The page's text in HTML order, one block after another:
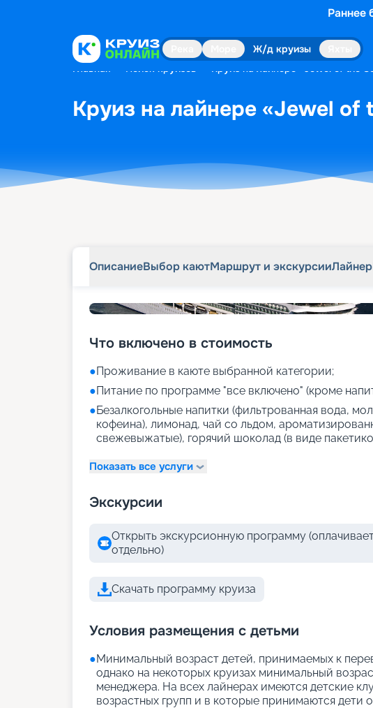
Раннее
Ж/д круизы
Главная Поиск круизов Круиз на лайнере «Jewel of the
Круиз на лайнере «Jewel of
ОписаниеВыбор каютМаршрут и экскурсииЛайнер
Что включено в стоимость
●Проживание в каюте выбранной категории;
●Питание по программе "все включено" (кроме
●Безалкогольные напитки (фильтрованная вода,
кофеина), лимонад, чай со льдом,
свежевыжатые), горячий шоколад (в виде
Показать все услуги
Экскурсии
Открыть экскурсионную программу
отдельно)
Скачать программу круиза
Условия размещения с детьми
●Минимальный возраст детей, принимаемых к
однако на некоторых круизах минимальный
менеджера. На всех лайнерах имеются детские
возрастных групп и в которые принимаются дети